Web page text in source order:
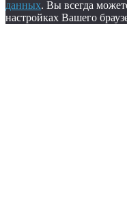
данных. Вы всегда
настройках Вашего